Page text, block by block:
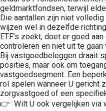
geldmarktfondsen, terwijl
Die aantallen zijn niet
wijzen wel in dezelfde
ETF’s zoekt, doet er goed
controleren en niet uit te
Bij vastgoedbeleggen draait
posities, maar ook om
vastgoedsegment. Een
rol spelen wanneer U gericht
zorgvastgoed of een
👉 Wilt U ook vergelijken via